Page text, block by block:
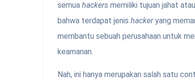
semua hackers memiliki tujuan jahat
bahwa terdapat jenis hackeryang
membantu sebuah perusahaan untuk
keamanan.
Nah, ini hanya merupakan salah satu